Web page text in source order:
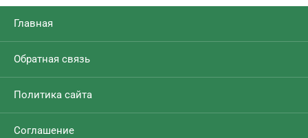
Главная
Обратная связь
Политика сайта
Соглашение